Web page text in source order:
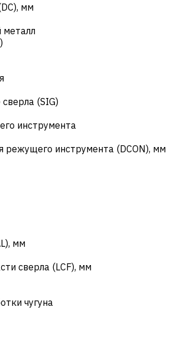
мм
(SIG)
инструмента
режущего инструмента (DCON), мм
мм
сверла (LCF), мм
чугуна